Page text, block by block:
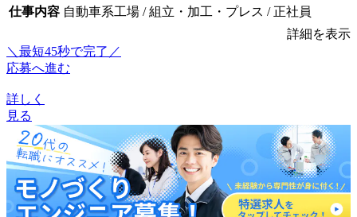
仕事内容 自動車系工場 / 組立・加工・プレス / 正社員
詳細を表示
＼最短45秒で完了／
応募へ進む
詳しく
見る